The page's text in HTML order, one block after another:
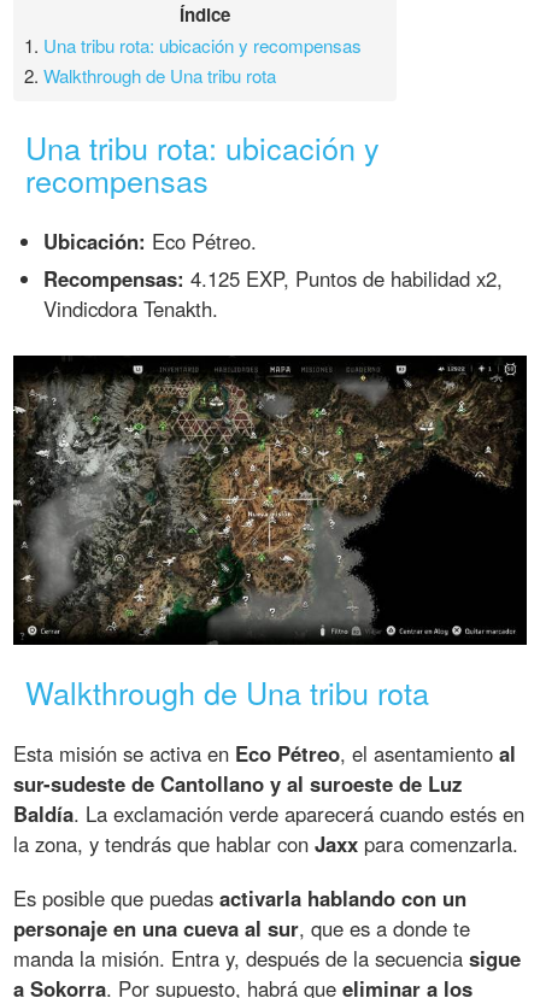
Índice
1. Una tribu rota: ubicación y recompensas
2.Walkthrough de Una tribu rota
Una tribu rota: ubicación y
recompensas
Ubicación: Eco Pétreo.
Recompensas: 4.125 EXP, Puntos de habilidad x2,
Vindicdora Tenakth.
Walkthrough de Una tribu rota
Esta misión se activa en Eco Pétreo, el asentamientoal
sur-sudeste de Cantollano y al suroeste de Luz
Baldía. La exclamación verde aparecerá cuando estés en
la zona, y tendrás que hablar conJaxx para comenzarla.
Es posible que puedasactivarla hablando con un
personaje en una cueva al sur, que es a donde te
manda la misión. Entra y, después de la secuenciasigue
a Sokorra. Por supuesto, habrá queeliminar a los